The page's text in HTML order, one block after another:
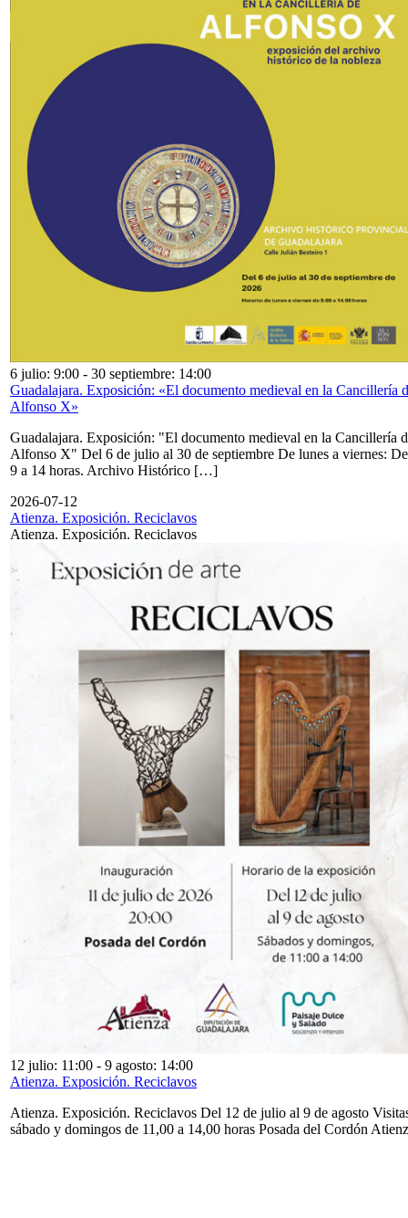
6 julio: 9:00 - 30 septiembre: 14:00
Guadalajara. Exposición: «El documento medieval en la Cancillería
Alfonso X»
Guadalajara. Exposición: "El documento medieval en la Cancillería
Alfonso X" Del 6 de julio al 30 de septiembre De lunes a viernes: De
9 a 14 horas. Archivo Histórico […]
2026-07-12
Atienza. Exposición. Reciclavos
Atienza. Exposición. Reciclavos
12 julio: 11:00 - 9 agosto: 14:00
Atienza. Exposición. Reciclavos
Atienza. Exposición. Reciclavos Del 12 de julio al 9 de agosto
sábado y domingos de 11,00 a 14,00 horas Posada del Cordón